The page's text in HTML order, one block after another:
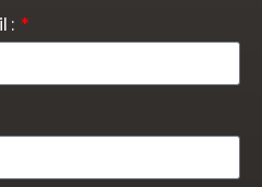
: